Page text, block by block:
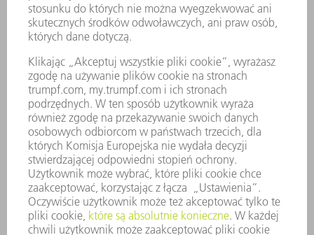
ZNAMIONOWY
POBÓR MOCY
PRĘDKOŚĆ
ROBOCZA
(MAKS.)
WYMIARY
1700 W
8 m/min